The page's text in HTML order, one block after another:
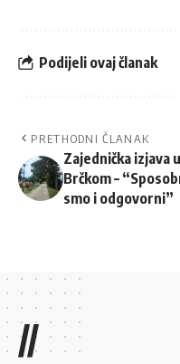
Podijeli ovaj članak
PRETHODNI ČLANAK
Zajednička izjava u
Brčkom –
smo i odgovorni”
//